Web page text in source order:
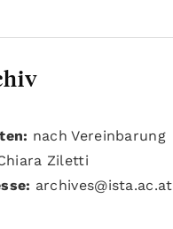
nach Vereinbarung
Ziletti
archives@ista.ac.at